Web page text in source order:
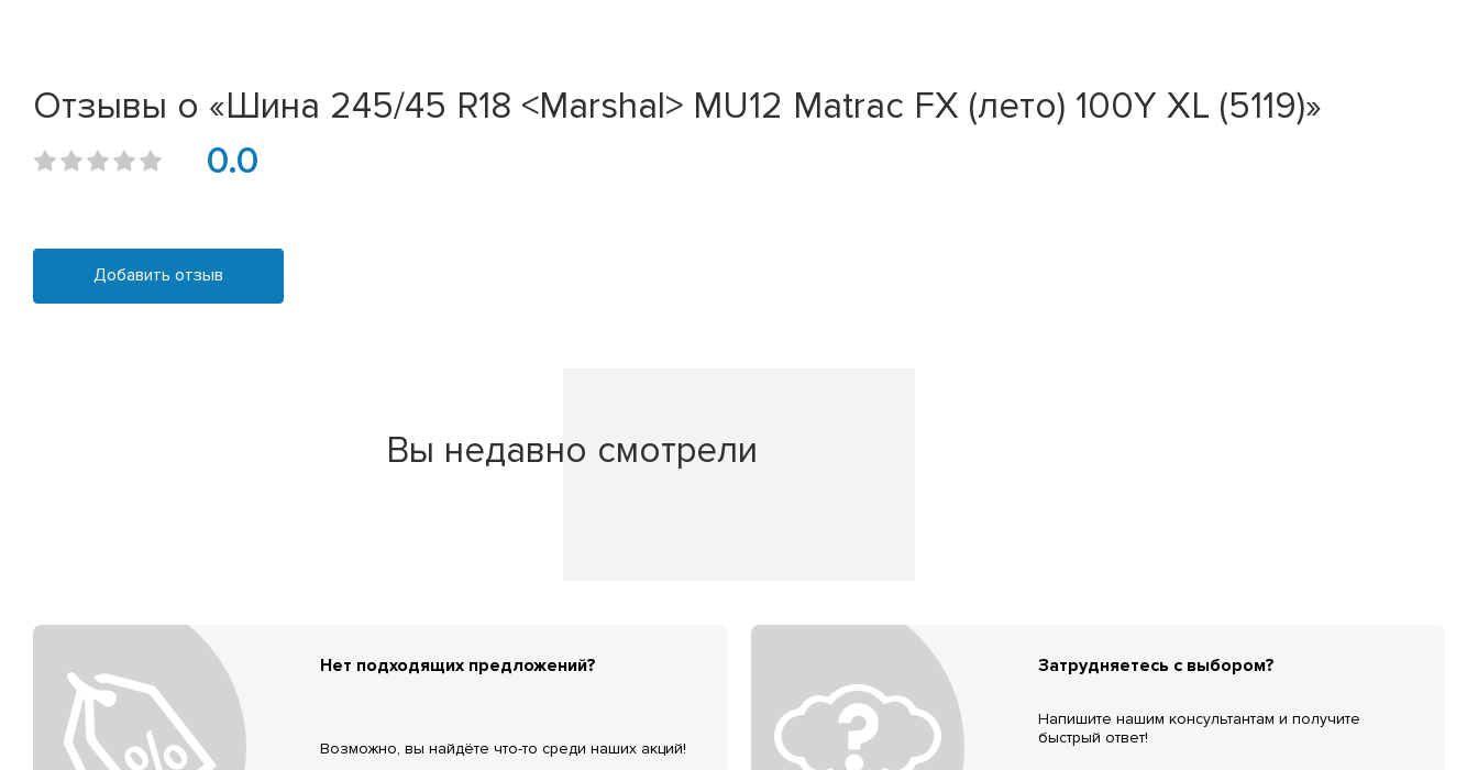
Отзывы о «Шина 245/45 R18 <Marshal> MU12 Matrac FX (лето) 100Y XL (5119)»
0.0
Добавить отзыв
Вы недавно смотрели
Нет подходящих предложений?
Возможно, вы найдёте что-то среди наших акций!
Затрудняетесь с выбором?
Напишите нашим консультантам и получите
быстрый ответ!